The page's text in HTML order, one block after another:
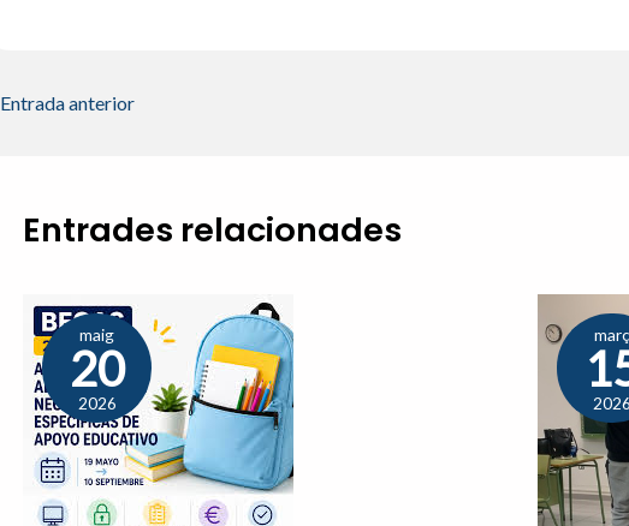
Entrada anterior
Entrades relacionades
maig
20
2026
març
2026